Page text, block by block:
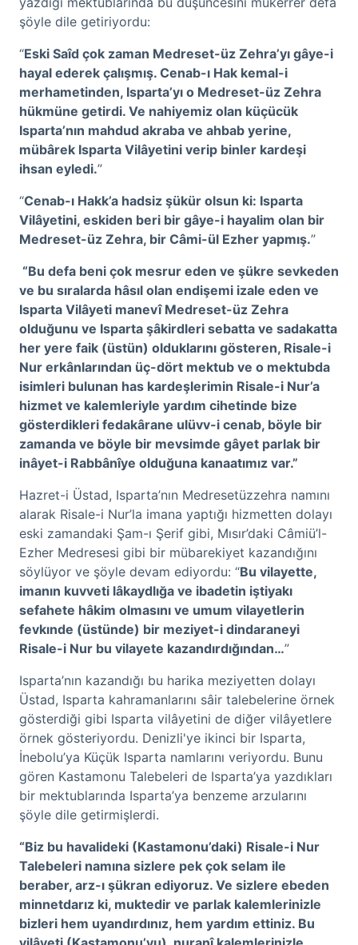
şöyle dile getiriyordu:
“Eski Saîd çok zaman Medreset-üz Zehra’yı gâye-i
hayal ederek çalışmış. Cenab-ı Hak kemal-i
merhametinden, Isparta’yı o Medreset-üz Zehra
hükmüne getirdi. Ve nahiyemiz olan küçücük
Isparta’nın mahdud akraba ve ahbab yerine,
mübârek Isparta Vilâyetini verip binler kardeşi
ihsan eyledi.”
“Cenab-ı Hakk’a hadsiz şükür olsun ki: Isparta
Vilâyetini, eskiden beri bir gâye-i hayalim olan bir
Medreset-üz Zehra, bir Câmi-ül Ezher yapmış.”
“Bu defa beni çok mesrur eden ve şükre sevkeden
ve bu sıralarda hâsıl olan endişemi izale eden ve
Isparta Vilâyeti manevî Medreset-üz Zehra
olduğunu ve Isparta şâkirdleri sebatta ve sadakatta
her yere faik (üstün) olduklarını gösteren, Risale-i
Nur erkânlarından üç-dört mektub ve o mektubda
isimleri bulunan has kardeşlerimin Risale-i Nur’a
hizmet ve kalemleriyle yardım cihetinde bize
gösterdikleri fedakârane ulüvv-i cenab, böyle bir
zamanda ve böyle bir mevsimde gâyet parlak bir
inâyet-i Rabbânîye olduğuna kanaatımız var.”
Hazret-i Üstad, Isparta’nın Medresetüzzehra namını
alarak Risale-i Nur’la imana yaptığı hizmetten dolayı
eski zamandaki Şam-ı Şerif gibi, Mısır’daki Câmiü’l-
Ezher Medresesi gibi bir mübarekiyet kazandığını
söylüyor ve şöyle devam ediyordu: “Bu vilayette,
imanın kuvveti lâkaydlığa ve ibadetin iştiyakı
sefahete hâkim olmasını ve umum vilayetlerin
fevkınde (üstünde) bir meziyet-i dindaraneyi
Risale-i Nur bu vilayete kazandırdığından…”
Isparta’nın kazandığı bu harika meziyetten dolayı
Üstad, Isparta kahramanlarını sâir talebelerine örnek
gösterdiği gibi Isparta vilâyetini de diğer vilâyetlere
örnek gösteriyordu. Denizli'ye ikinci bir Isparta,
İnebolu’ya Küçük Isparta namlarını veriyordu. Bunu
gören Kastamonu Talebeleri de Isparta’ya yazdıkları
bir mektublarında Isparta’ya benzeme arzularını
şöyle dile getirmişlerdi.
“Biz bu havalideki (Kastamonu’daki) Risale-i Nur
Talebeleri namına sizlere pek çok selam ile
beraber, arz-ı şükran ediyoruz. Ve sizlere ebeden
minnetdarız ki, muktedir ve parlak kalemlerinizle
bizleri hem uyandırdınız, hem yardım ettiniz. Bu